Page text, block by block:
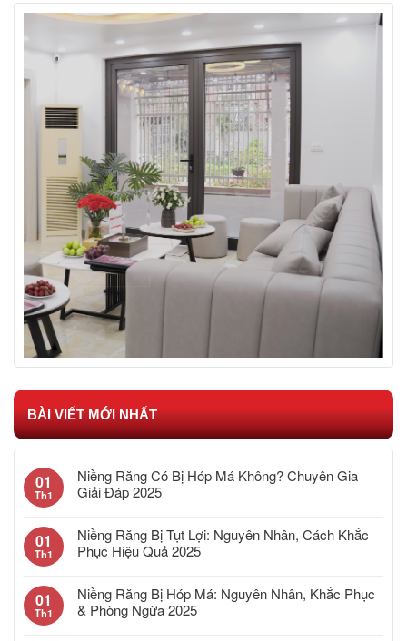
BÀI VIẾT MỚI NHẤT
01
Th1
Niềng Răng Có Bị Hóp Má Không? Chuyên Gia
Giải Đáp 2025
01
Th1
Niềng Răng Bị Tụt Lợi: Nguyên Nhân, Cách Khắc
Phục Hiệu Quả 2025
01
Th1
Niềng Răng Bị Hóp Má: Nguyên Nhân, Khắc Phục
& Phòng Ngừa 2025